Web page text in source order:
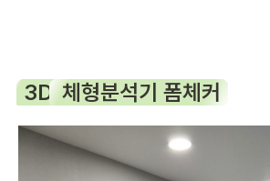
3D 체형분석기 폼체커